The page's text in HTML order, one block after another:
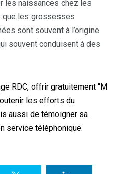
les naissances chez les
que les grossesses
sont souvent à l’origine
souvent conduisent à des
RDC, offrir gratuitement “M
les efforts du
aussi de témoigner sa
service téléphonique.